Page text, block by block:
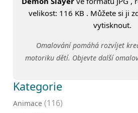
velikost: 116 KB . Můžete si ji
vytisknout.
Omalování pomáhá rozvíjet
motoriku dětí. Objevte další
Kategorie
Animace (116)